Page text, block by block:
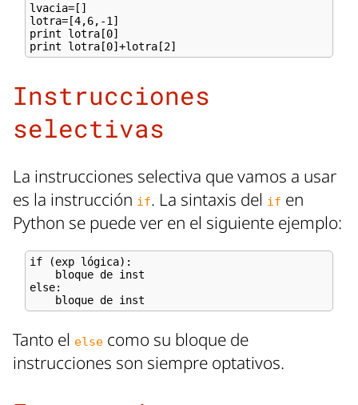
lvacia=[]
lotra=[4,6,-1]
print lotra[0]
Instrucciones
selectivas
La instrucciones selectiva que vamos a usar
es la instrucción if. La sintaxis del if en
Python se puede ver en el siguiente ejemplo:
if (exp lógica):
else:
Tanto el else como su bloque de
instrucciones son siempre optativos.